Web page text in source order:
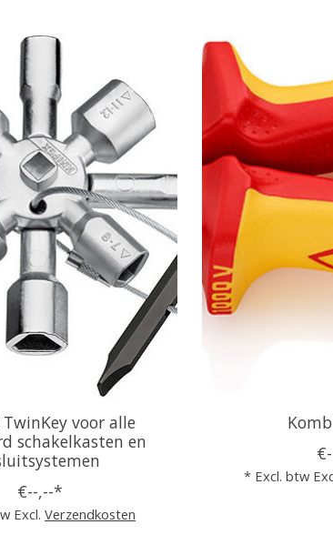
TwinKey voor alle
schakelkasten en
€--,--*
Excl.Verzendkosten
* Excl. btw